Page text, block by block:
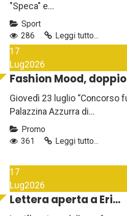
"Speca" e...
Sport
286
Leggi tutto...
17
Lug2026
Fashion Mood,
Giovedì 23 luglio “Concorso
Palazzina Azzurra di...
Promo
361
Leggi tutto...
17
Lug2026
Lettera aperta a Eri...